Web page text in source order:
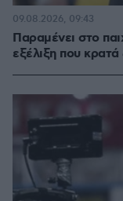
Παραμένει στο
εξέλιξη που
09.08.2026, 09:43